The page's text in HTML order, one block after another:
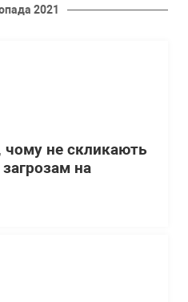
2021
чому не скликають
на